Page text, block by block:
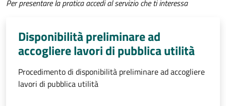
Per presentare la pratica accedi al servizio che ti interessa
Disponibilità preliminare ad
accogliere lavori di pubblica utilità
Procedimento di disponibilità preliminare ad accogliere
lavori di pubblica utilità